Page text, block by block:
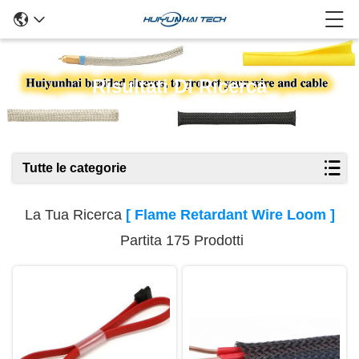
Risultati Di Ricerca
Tutte le categorie
La Tua Ricerca [ Flame Retardant Wire Loom ]
Partita 175 Prodotti